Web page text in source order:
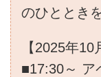
のひととき
【2025年10
■17:30～ ア